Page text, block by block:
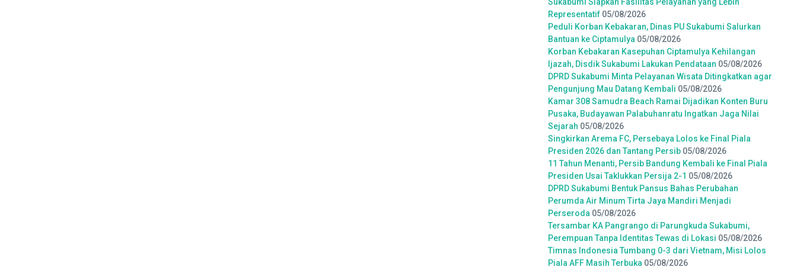
Representatif 05/08/2026
Peduli Korban Kebakaran, Dinas PU Sukabumi Salurkan
Bantuan ke Ciptamulya 05/08/2026
Korban Kebakaran Kasepuhan Ciptamulya Kehilangan
Ijazah, Disdik Sukabumi Lakukan Pendataan 05/08/2026
DPRD Sukabumi Minta Pelayanan Wisata Ditingkatkan agar
Pengunjung Mau Datang Kembali 05/08/2026
Kamar 308 Samudra Beach Ramai Dijadikan Konten Buru
Pusaka, Budayawan Palabuhanratu Ingatkan Jaga Nilai
Sejarah 05/08/2026
Singkirkan Arema FC, Persebaya Lolos ke Final Piala
Presiden 2026 dan Tantang Persib 05/08/2026
11 Tahun Menanti, Persib Bandung Kembali ke Final Piala
Presiden Usai Taklukkan Persija 2-1 05/08/2026
DPRD Sukabumi Bentuk Pansus Bahas Perubahan
Perumda Air Minum Tirta Jaya Mandiri Menjadi
Perseroda 05/08/2026
Tersambar KA Pangrango di Parungkuda Sukabumi,
Perempuan Tanpa Identitas Tewas di Lokasi 05/08/2026
Timnas Indonesia Tumbang 0-3 dari Vietnam, Misi Lolos
Piala AFF Masih Terbuka 05/08/2026